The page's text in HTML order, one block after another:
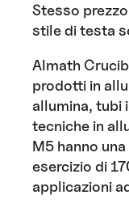
Stesso
stile di testa
Almath
prodotti in
allumina, tubi
tecniche in
M5 hanno
esercizio di
applicazioni